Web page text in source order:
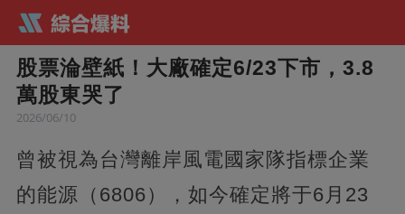
股票淪壁紙！大廠確定6/23下市，3.8
萬股東哭了
2026/06/10
曾被視為台灣離岸風電國家隊指標企業
的能源（6806），如今確定將于6月23